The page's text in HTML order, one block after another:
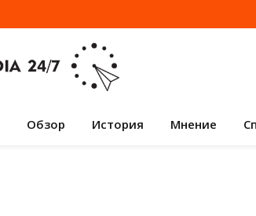
Обзор История Мнение